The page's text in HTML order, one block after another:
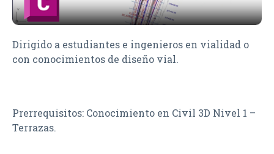
Dirigido a estudiantes e ingenieros en vialidad o
con conocimientos de diseño vial.
Prerrequisitos: Conocimiento en Civil 3D Nivel 1 –
Terrazas.